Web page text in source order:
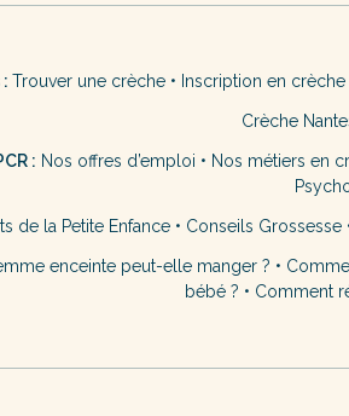
Trouver une crèche • Inscription en crèche
Crèche
: Nos offres d’emploi • Nos métiers en
de la Petite Enfance • Conseils Grossesse
enceinte peut-elle manger ? •
bébé ? • Comment